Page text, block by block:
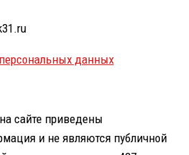
данных
сайте приведены
и не являются публичной